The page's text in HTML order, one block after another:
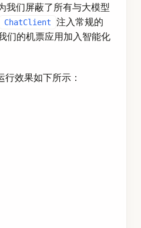
我们屏蔽了所有与大模型
ChatClient
注入常规的
们的机票应用加入智能化
效果如下所示：